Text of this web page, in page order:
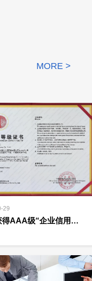
MORE >
29
得AAA级“企业信用等
定）